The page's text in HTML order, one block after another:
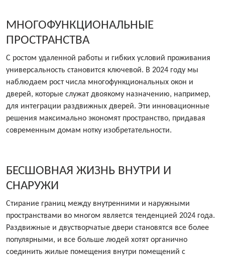
МНОГОФУНКЦИОНАЛЬНЫЕ
ПРОСТРАНСТВА
С ростом удаленной работы и гибких условий проживания
универсальность становится ключевой. В 2024 году мы
наблюдаем рост числа многофункциональных окон и
дверей, которые служат двоякому назначению, например,
для интеграции раздвижных дверей. Эти инновационные
решения максимально экономят пространство, придавая
современным домам нотку изобретательности.
БЕСШОВНАЯ ЖИЗНЬ ВНУТРИ И
СНАРУЖИ
Стирание границ между внутренними и наружными
пространствами во многом является тенденцией 2024 года.
Раздвижные и двустворчатые двери становятся все более
популярными, и все больше людей хотят органично
соединить жилые помещения внутри помещений с